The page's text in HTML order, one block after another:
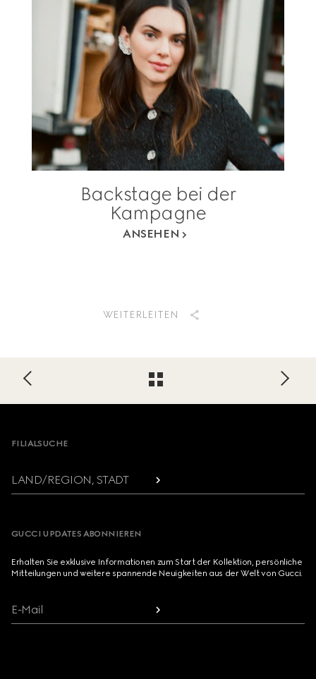
Backstage bei der
Kampagne
ANSEHEN
WEITERLEITEN
FILIALSUCHE
LAND/REGION, STADT
GUCCI UPDATES ABONNIEREN
Erhalten Sie exklusive Informationen zum Start der Kollektion, persönliche
Mitteilungen und weitere spannende Neuigkeiten aus der Welt von Gucci.
E-Mail